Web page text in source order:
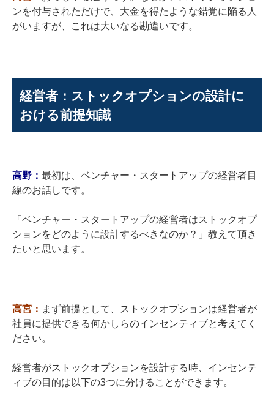
ンを付与されただけで、大金を得たような錯覚に陥る人
がいますが、これは大いなる勘違いです。
経営者：ストックオプションの設計に
おける前提知識
高野： 最初は、ベンチャー・スタートアップの経営者目
線のお話しです。
「ベンチャー・スタートアップの経営者はストックオプ
ションをどのように設計するべきなのか？」教えて頂き
たいと思います。
高宮： まず前提として、ストックオプションは経営者が
社員に提供できる何かしらのインセンティブと考えてく
ださい。
経営者がストックオプションを設計する時、インセンテ
ィブの目的は以下の3つに分けることができます。